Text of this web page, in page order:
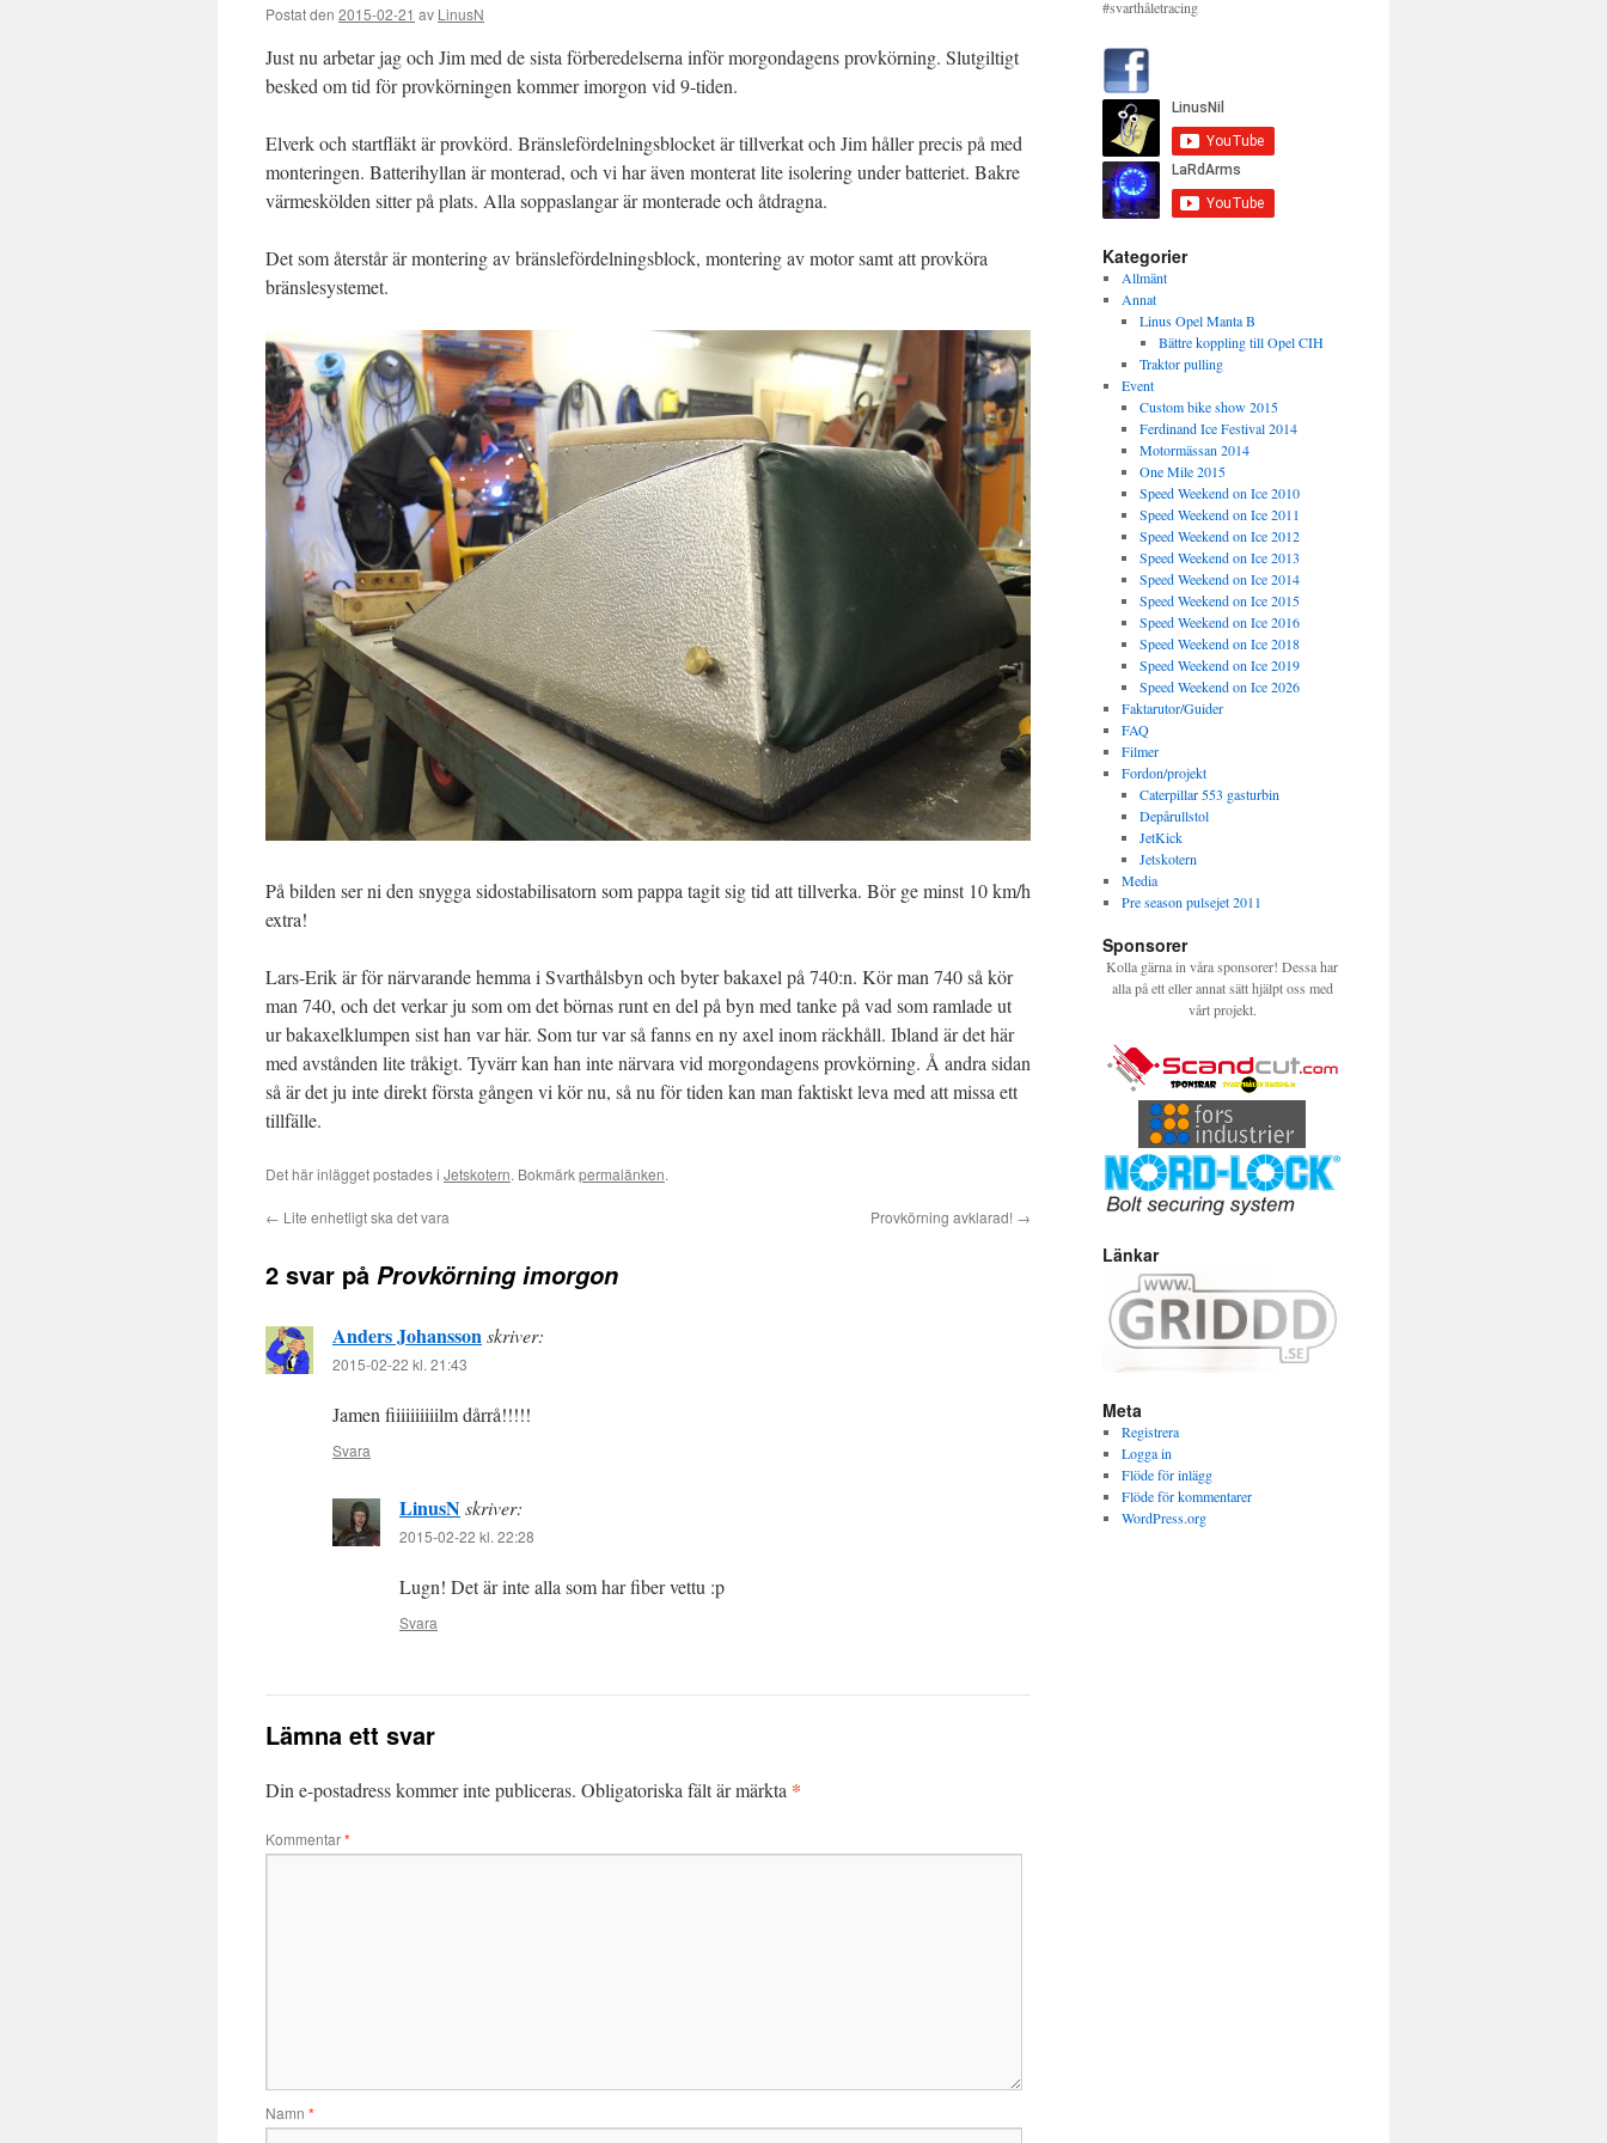
Postat den 2015-02-21 av LinusN
Just nu arbetar jag och Jim med de sista förberedelserna inför morgondagens provkörning. Slutgiltigt
besked om tid för provkörningen kommer imorgon vid 9-tiden.
Elverk och startfläkt är provkörd. Bränslefördelningsblocket är tillverkat och Jim håller precis på med
monteringen. Batterihyllan är monterad, och vi har även monterat lite isolering under batteriet. Bakre
värmeskölden sitter på plats. Alla soppaslangar är monterade och åtdragna.
Det som återstår är montering av bränslefördelningsblock, montering av motor samt att provköra
bränslesystemet.
På bilden ser ni den snygga sidostabilisatorn som pappa tagit sig tid att tillverka. Bör ge minst 10 km/h
extra!
Lars-Erik är för närvarande hemma i Svarthålsbyn och byter bakaxel på 740:n. Kör man 740 så kör
man 740, och det verkar ju som om det börnas runt en del på byn med tanke på vad som ramlade ut
ur bakaxelklumpen sist han var här. Som tur var så fanns en ny axel inom räckhåll. Ibland är det här
med avstånden lite tråkigt. Tyvärr kan han inte närvara vid morgondagens provkörning. Å andra sidan
så är det ju inte direkt första gången vi kör nu, så nu för tiden kan man faktiskt leva med att missa ett
tillfälle.
Det här inlägget postades i Jetskotern. Bokmärkpermalänken.
← Lite enhetligt ska det vara Provkörning avklarad! →
2 svar på Provkörning imorgon
Anders Johanssonskriver:
2015-02-22 kl. 21:43
Jamen fiiiiiiiiiilm dårrå!!!!!
Svara
LinusNskriver:
2015-02-22 kl. 22:28
Lugn! Det är inte alla som har fiber vettu :p
Svara
Lämna ett svar
Din e-postadress kommer inte publiceras. Obligatoriska fält är märkta *
Kommentar*
Namn *
#svarthåletracing
Kategorier
Allmänt
Annat
Linus Opel Manta B
Bättre koppling till Opel CIH
Traktor pulling
Event
Custom bike show 2015
Ferdinand Ice Festival 2014
Motormässan 2014
One Mile 2015
Speed Weekend on Ice 2010
Speed Weekend on Ice 2011
Speed Weekend on Ice 2012
Speed Weekend on Ice 2013
Speed Weekend on Ice 2014
Speed Weekend on Ice 2015
Speed Weekend on Ice 2016
Speed Weekend on Ice 2018
Speed Weekend on Ice 2019
Speed Weekend on Ice 2026
Faktarutor/Guider
FAQ
Filmer
Fordon/projekt
Caterpillar 553 gasturbin
Depårullstol
JetKick
Jetskotern
Media
Pre season pulsejet 2011
Sponsorer
Kolla gärna in våra sponsorer! Dessa har
alla på ett eller annat sätt hjälpt oss med
vårt projekt.
Länkar
Meta
Registrera
Logga in
Flöde för inlägg
Flöde för kommentarer
WordPress.org